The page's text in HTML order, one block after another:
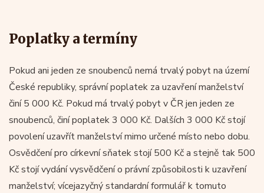
Poplatky a termíny
Pokud ani jeden ze snoubenců nemá trvalý pobyt na území
České republiky, správní poplatek za uzavření manželství
činí 5 000 Kč. Pokud má trvalý pobyt v ČR jen jeden ze
snoubenců, činí poplatek 3 000 Kč. Dalších 3 000 Kč stojí
povolení uzavřít manželství mimo určené místo nebo dobu.
Osvědčení pro církevní sňatek stojí 500 Kč a stejně tak 500
Kč stojí vydání vysvědčení o právní způsobilosti k uzavření
manželství; vícejazyčný standardní formulář k tomuto